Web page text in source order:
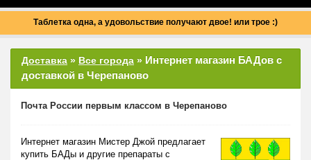
Таблетка одна, а удовольствие получают двое! или трое :)
Доставка » Все города » Интернет магазин БАДов с
доставкой в Черепаново
Почта России первым классом в Черепаново
Интернет магазин Мистер Джой предлагает
купить БАДы и другие препараты с